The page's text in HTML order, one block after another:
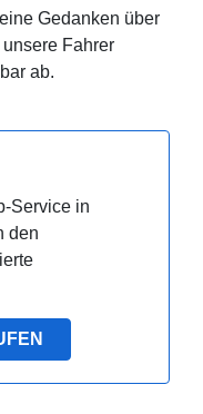
Gedanken über
Fahrer
ab.
Service in
den